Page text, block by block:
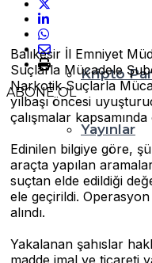
Kripto
Yayınlar
ABONE OL
Balıkesir İl Emniyet
Suçlarla Mücadele
Narkotik Suçlarla
yılbaşı öncesi
çalışmalar
Edinilen bilgiye göre,
araçta yapılan
suçtan elde edildiği
ele geçirildi.
alındı.
Yakalanan şahıslar
madde imal ve ticareti